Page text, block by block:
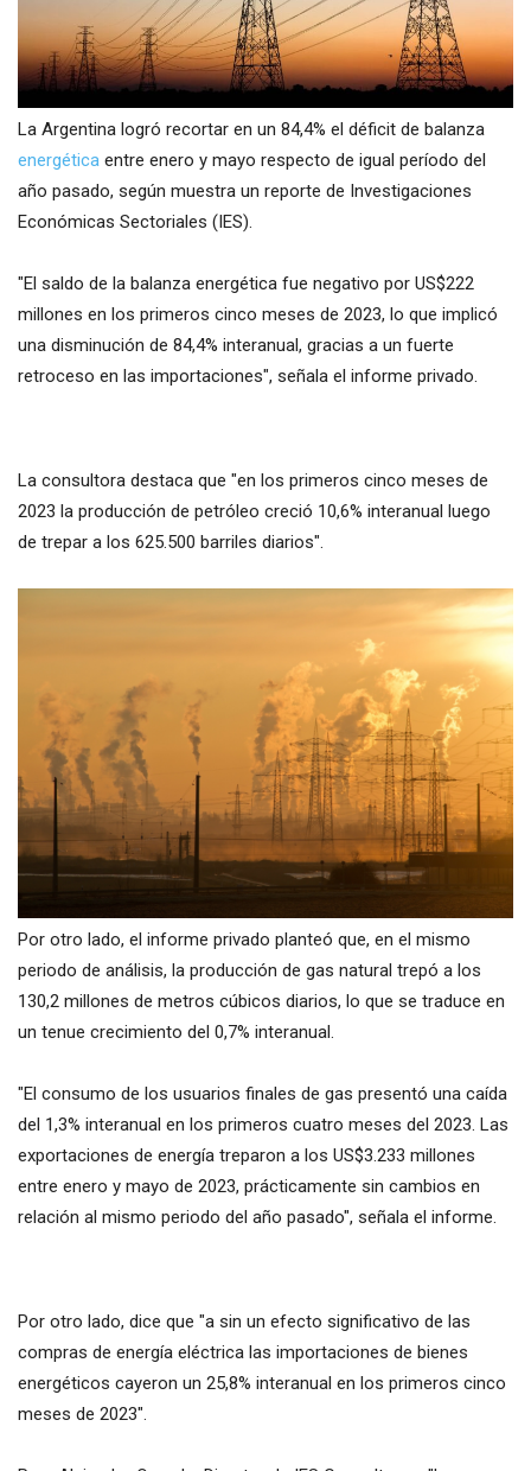
La Argentina logró recortar en un 84,4% el déficit de balanza
energética entre enero y mayo respecto de igual período del
año pasado, según muestra un reporte de Investigaciones
Económicas Sectoriales (IES).
"El saldo de la balanza energética fue negativo por US$222
millones en los primeros cinco meses de 2023, lo que implicó
una disminución de 84,4% interanual, gracias a un fuerte
retroceso en las importaciones", señala el informe privado.
La consultora destaca que "en los primeros cinco meses de
2023 la producción de petróleo creció 10,6% interanual luego
de trepar a los 625.500 barriles diarios".
Por otro lado, el informe privado planteó que, en el mismo
periodo de análisis, la producción de gas natural trepó a los
130,2 millones de metros cúbicos diarios, lo que se traduce en
un tenue crecimiento del 0,7% interanual.
"El consumo de los usuarios finales de gas presentó una caída
del 1,3% interanual en los primeros cuatro meses del 2023. Las
exportaciones de energía treparon a los US$3.233 millones
entre enero y mayo de 2023, prácticamente sin cambios en
relación al mismo periodo del año pasado", señala el informe.
Por otro lado, dice que "a sin un efecto significativo de las
compras de energía eléctrica las importaciones de bienes
energéticos cayeron un 25,8% interanual en los primeros cinco
meses de 2023".